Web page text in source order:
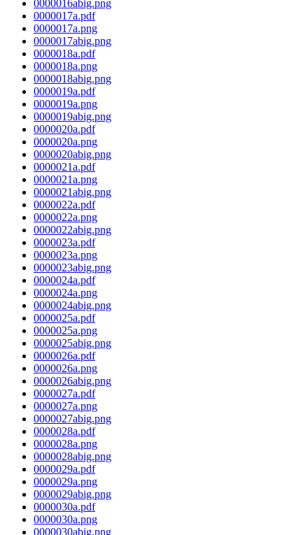
0000016abig.png
0000017a.pdf
0000017a.png
0000017abig.png
0000018a.pdf
0000018a.png
0000018abig.png
0000019a.pdf
0000019a.png
0000019abig.png
0000020a.pdf
0000020a.png
0000020abig.png
0000021a.pdf
0000021a.png
0000021abig.png
0000022a.pdf
0000022a.png
0000022abig.png
0000023a.pdf
0000023a.png
0000023abig.png
0000024a.pdf
0000024a.png
0000024abig.png
0000025a.pdf
0000025a.png
0000025abig.png
0000026a.pdf
0000026a.png
0000026abig.png
0000027a.pdf
0000027a.png
0000027abig.png
0000028a.pdf
0000028a.png
0000028abig.png
0000029a.pdf
0000029a.png
0000029abig.png
0000030a.pdf
0000030a.png
0000030abig.png